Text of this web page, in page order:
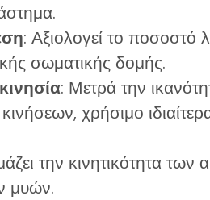
: Αξιολογεί το ποσοστό
σωματικής δομής.
: Μετρά την
χρήσιμο
την κινητικότητα
μυών.